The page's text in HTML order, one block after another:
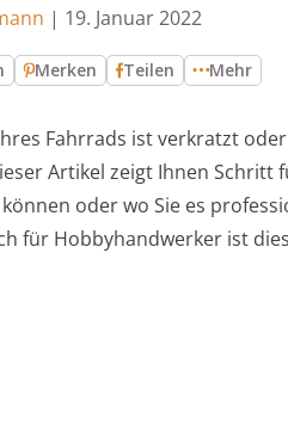
| 19. Januar 2022
Merken Teilen Mehr
Fahrrads ist verkratzt
Artikel zeigt Ihnen Schritt
oder wo Sie es
für Hobbyhandwerker ist